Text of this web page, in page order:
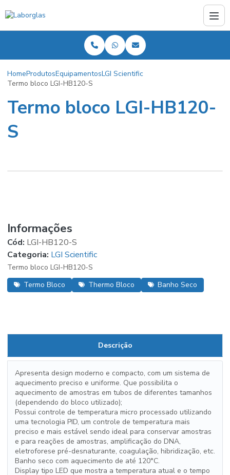
HomeProdutosEquipamentosLGI Scientific
Termo bloco LGI-HB120-S
Termo bloco LGI-HB120-
S
Informações
Cód: LGI-HB120-S
Categoria: LGI Scientific
Termo bloco LGI-HB120-S
Termo Bloco
Thermo Bloco Banho Seco
Descrição
Apresenta design moderno e compacto, com um sistema de
aquecimento preciso e uniforme. Que possibilita o
aquecimento de amostras em tubos de diferentes tamanhos
(dependendo do bloco utilizado);
Possui controle de temperatura micro processado utilizando
uma tecnologia PID, um controle de temperatura mais
preciso e mais estável sendo ideal para conservar amostras
e para reações de amostras, amplificação do DNA,
eletroforese pré-desnaturante, coagulação, hibridização, etc.
Banho seco com aquecimento de até 120°C.
Display tipo LED que mostra a temperatura atual e o tempo